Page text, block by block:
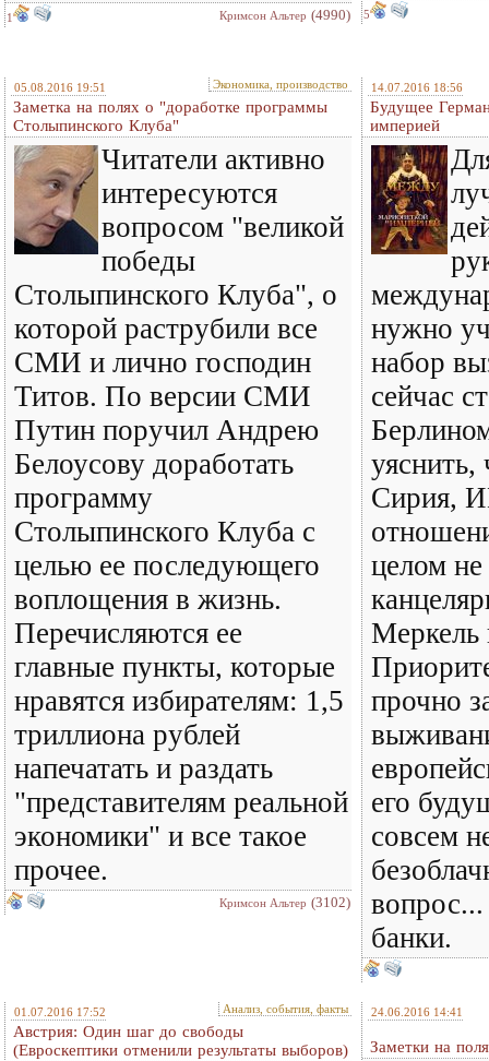
1 Кримсон Альтер (4990) 5
05.08.2016 19:51 Экономика, производство
Заметка на полях о "доработке программы
Столыпинского Клуба"
Читатели активно
интересуются
вопросом "великой
победы
Столыпинского Клуба", о
которой раструбили все
СМИ и лично господин
Титов. По версии СМИ
Путин поручил Андрею
Белоусову доработать
программу
Столыпинского Клуба с
целью ее последующего
воплощения в жизнь.
Перечисляются ее
главные пункты, которые
нравятся избирателям: 1,5
триллиона рублей
напечатать и раздать
"представителям реальной
экономики" и все такое
прочее.
Кримсон Альтер (3102)
14.07.2016 18:56
Будущее
империей
нужно
набор
сейчас
уяснить,
Сирия,
целом не
Меркель
прочно
его
совсем
вопрос...
банки.
01.07.2016 17:52 Анализ, события, факты
Австрия: Один шаг до свободы
(Евроскептики отменили результаты выборов)
24.06.2016 14:41
Заметки на